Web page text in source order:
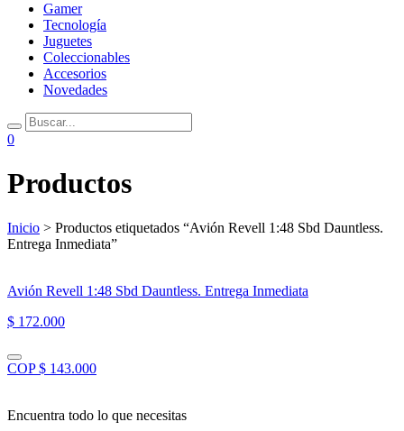
Gamer
Tecnología
Juguetes
Coleccionables
Accesorios
Novedades
0
Productos
Inicio > Productos etiquetados “Avión Revell 1:48 Sbd Dauntless.
Entrega Inmediata”
Avión Revell 1:48 Sbd Dauntless. Entrega Inmediata
$ 172.000
COP $ 143.000
Encuentra todo lo que necesitas